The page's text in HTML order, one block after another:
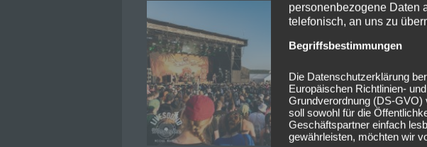
personenbezogene Daten
telefonisch, an uns zu
Begriffsbestimmungen
Die Datenschutzerklärung
Europäischen Richtlinien-
Grundverordnung (DS-
soll sowohl für die
Geschäftspartner einfach
gewährleisten, möchten wir